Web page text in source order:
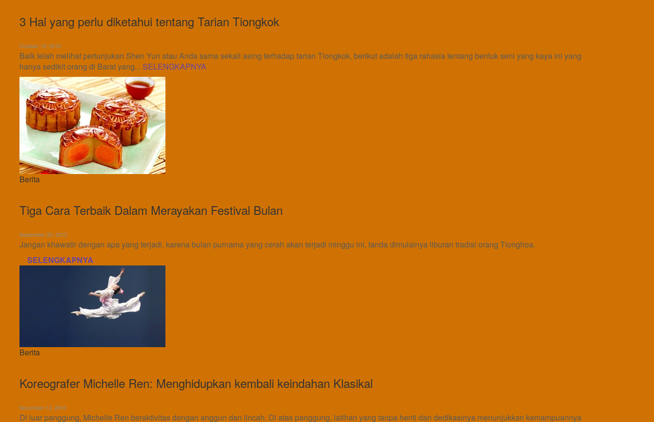
3 Hal yang perlu diketahui tentang Tarian Tiongkok
October 19, 2012
Baik telah melihat pertunjukan Shen Yun atau Anda sama sekali asing terhadap tarian Tiongkok, berikut adalah tiga rahasia tentang bentuk seni yang kaya ini yang
hanya sedikit orang di Barat yang... SELENGKAPNYA
Berita
Tiga Cara Terbaik Dalam Merayakan Festival Bulan
September 20, 2012
Jangan khawatir dengan apa yang terjadi, karena bulan purnama yang cerah akan terjadi minggu ini, tanda dimulainya liburan tradisi orang Tionghoa.
SELENGKAPNYA
Berita
Koreografer Michelle Ren: Menghidupkan kembali keindahan Klasikal
November 12, 2010
Di luar panggung, Michelle Ren beraktivitas dengan anggun dan lincah. Di atas panggung, latihan yang tanpa henti dan dedikasinya menunjukkan kemampuannya